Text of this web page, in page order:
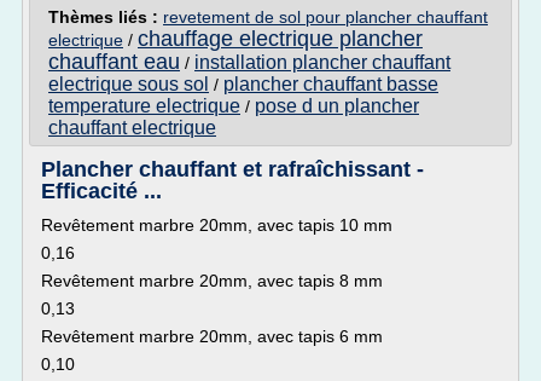
Thèmes liés : revetement de sol pour plancher chauffant
electrique / chauffage electrique plancher
chauffant eau / installation plancher chauffant
electrique sous sol / plancher chauffant basse
temperature electrique / pose d un plancher
chauffant electrique
Plancher chauffant et rafraîchissant -
Efficacité ...
Revêtement marbre 20mm, avec tapis 10 mm
0,16
Revêtement marbre 20mm, avec tapis 8 mm
0,13
Revêtement marbre 20mm, avec tapis 6 mm
0,10